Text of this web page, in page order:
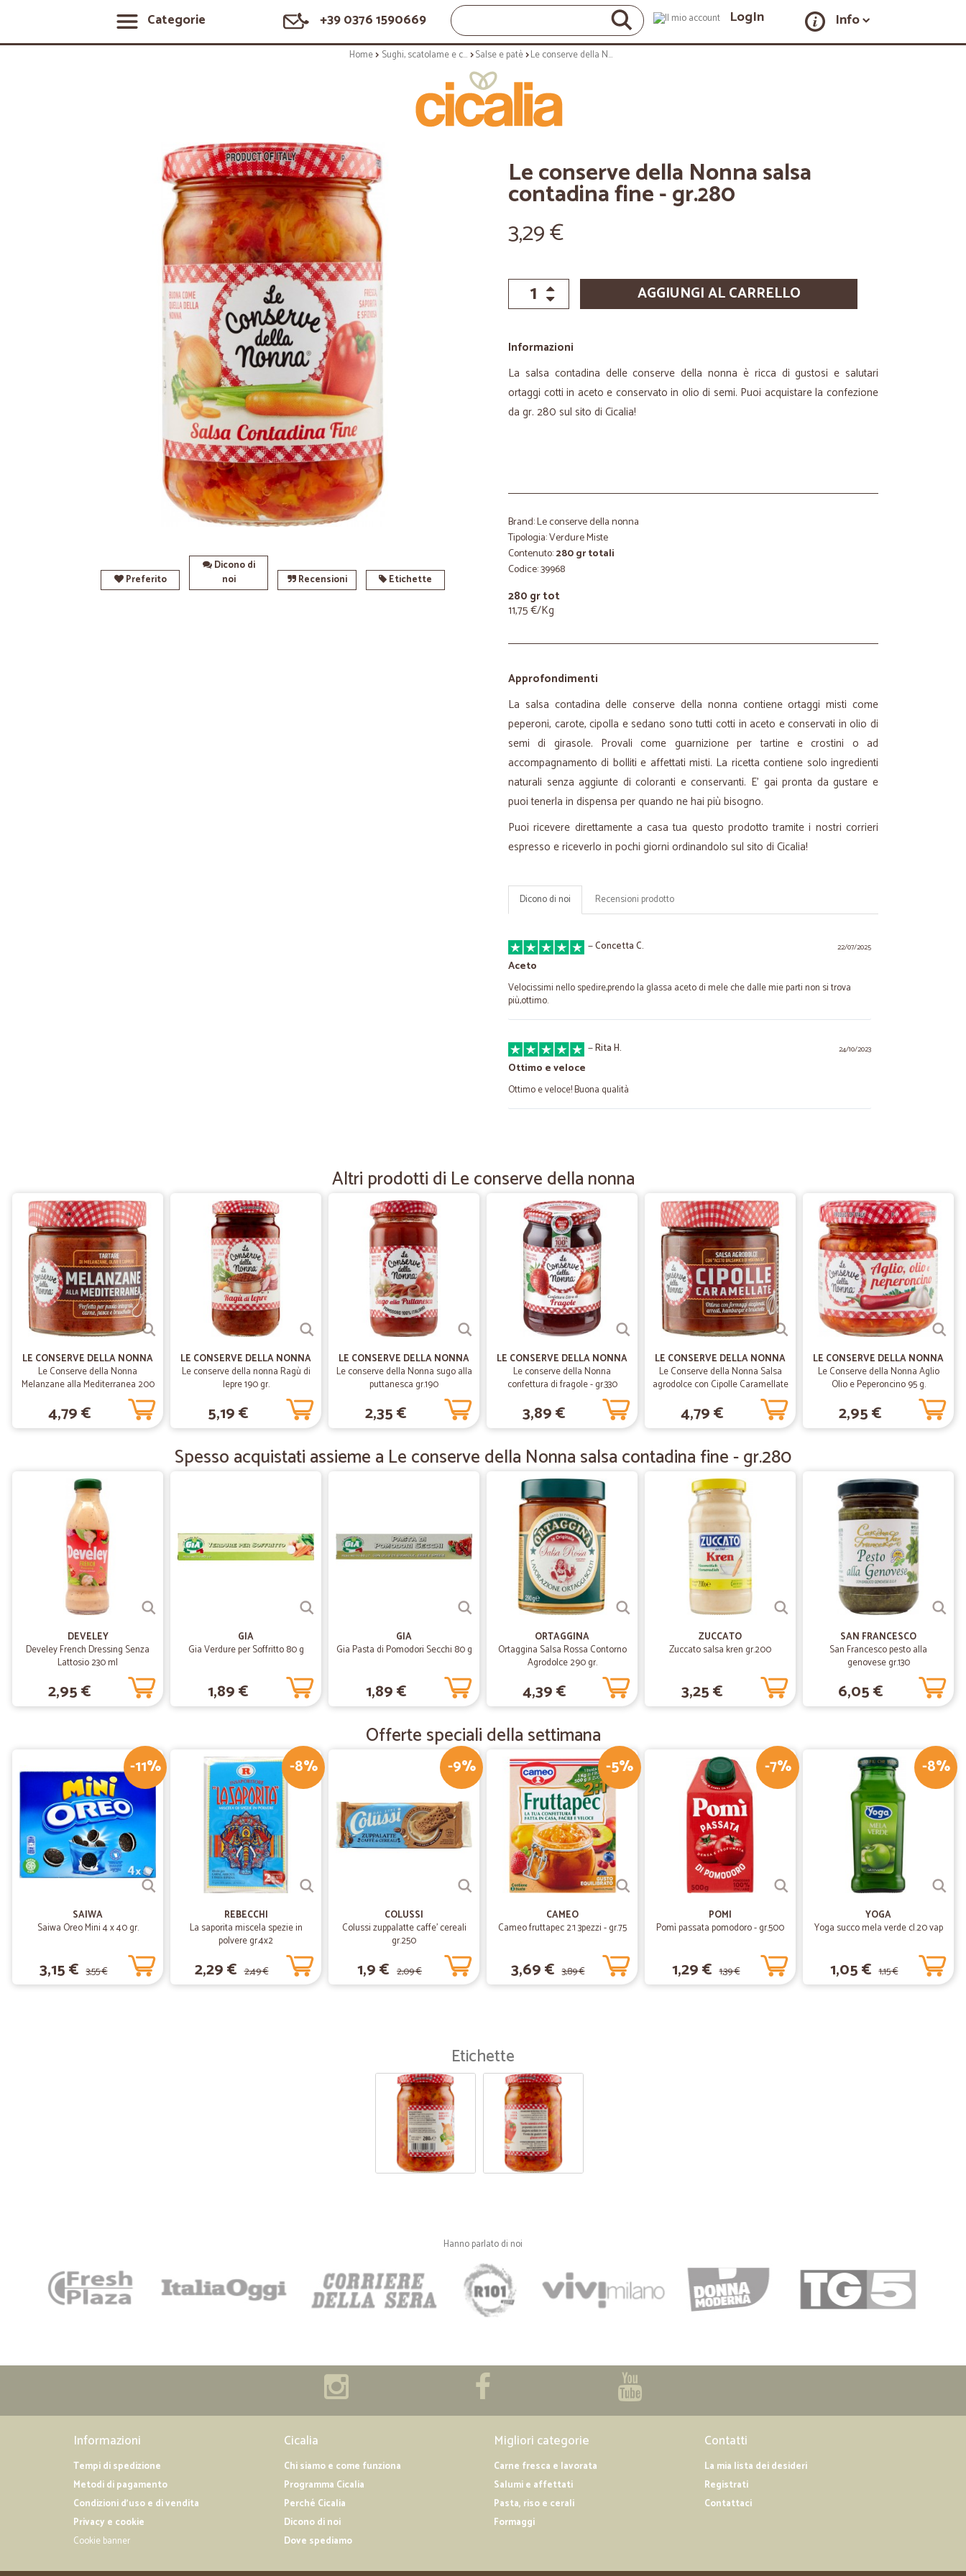
Categorie +39 0376 1590669 LogIn Info
Home Sughi, scatolame e condimenti Salse e patè Le conserve della Nonna salsa contadina fine - gr.280
Preferito
Dicono di
noi
Recensioni Etichette
Le conserve della Nonna salsa
contadina fine - gr.280
3,29 €
AGGIUNGI AL CARRELLO
Informazioni
La salsa contadina delle conserve della nonna è ricca di gustosi e salutari
ortaggi cotti in aceto e conservato in olio di semi. Puoi acquistare la confezione
da gr. 280 sul sito di Cicalia!
Brand: Le conserve della nonna
Tipologia: Verdure Miste
Contenuto:280 gr totali
Codice: 39968
280 gr tot
11,75 €/Kg
Approfondimenti
La salsa contadina delle conserve della nonna contiene ortaggi misti come
peperoni, carote, cipolla e sedano sono tutti cotti in aceto e conservati in olio di
semi di girasole. Provali come guarnizione per tartine e crostini o ad
accompagnamento di bolliti e affettati misti. La ricetta contiene solo ingredienti
naturali senza aggiunte di coloranti e conservanti. E' gai pronta da gustare e
puoi tenerla in dispensa per quando ne hai più bisogno.
Puoi ricevere direttamente a casa tua questo prodotto tramite i nostri corrieri
espresso e riceverlo in pochi giorni ordinandolo sul sito di Cicalia!
Dicono di noi Recensioni prodotto
22/07/2025
—Concetta C.
Aceto
Velocissimi nello spedire,prendo la glassa aceto di mele che dalle mie parti non si trova
più,ottimo.
24/10/2023
—Rita H.
Ottimo e veloce
Ottimo e veloce! Buona qualità
Perfetto! Consegna rapida e precisa. I prodotti, questa volta, sono imballati egregiamente
I brick scollati.
01/12/2022
—Mauro S.
Una scoperta interessante
La disponibilità di un articolo che cercavo da diverso tempo. Il prezzo decisamente
concorrenziale. L'ottimo confezionamento. La velocità della consegna: ordinato al mattino e
consegnato il giorno successivo.
25/02/2021
—Cristina C.
Seri e precisi nelle consegne,basta…
Seri e precisi nelle consegne,basta vedere la cura messa per imballare la merce. Prodotti
ottimi(selezione pasta fresca) Contentissima.
Acquisti a buon prezzo e consegnati…
Acquisti a buon prezzo e consegnati rapidamente. Siamo più che soddisfatti.
17/06/2019
—Carla F.
Eccezionale tutto fresco e buonissimi…
Eccezionale tutto fresco e buonissimi grazie
09/06/2019
—Aniello P.
Sono molto soddisfatto..
Sono molto soddisfatto..
—Vanessa P.
Affidabili e puntuali con i tempi di…
Affidabili e puntuali con i tempi di consegna!
08/02/2019
—Marisa G.
Veloci nella consegna e precisi nelle…
Veloci nella consegna e precisi nelle comunicazioni di evasione dell’ordine. Ottimi prezzi ed
ottimo servizio.
Altri prodotti di Le conserve della nonna
LE CONSERVE DELLA NONNA
Le Conserve della Nonna
Melanzane alla Mediterranea 200
4,79 €
LE CONSERVE DELLA NONNA
Le conserve della nonna Ragù di
lepre 190 gr.
5,19 €
LE CONSERVE DELLA NONNA
Le conserve della Nonna sugo alla
puttanesca gr.190
2,35 €
LE CONSERVE DELLA NONNA
Le conserve della Nonna
confettura di fragole - gr.330
3,89 €
LE CONSERVE DELLA NONNA
Le Conserve della Nonna Salsa
agrodolce con Cipolle Caramellate
4,79 €
LE CONSERVE DELLA NONNA
Le Conserve della Nonna Aglio
Olio e Peperoncino 95 g.
2,95 €
Spesso acquistati assieme a Le conserve della Nonna salsa contadina fine - gr.280
DEVELEY
Develey French Dressing Senza
Lattosio 230 ml
2,95 €
GIA
Gia Verdure per Soffritto 80 g
1,89 €
GIA
Gia Pasta di Pomodori Secchi 80 g
1,89 €
ORTAGGINA
Ortaggina Salsa Rossa Contorno
Agrodolce 290 gr.
4,39 €
ZUCCATO
Zuccato salsa kren gr.200
3,25 €
SAN FRANCESCO
San Francesco pesto alla
genovese gr.130
6,05 €
Offerte speciali della settimana
-11%
SAIWA
Saiwa Oreo Mini 4 x 40 gr.
3,15 € 3,55 €
-8%
REBECCHI
La saporita miscela spezie in
polvere gr.4x2
2,29 € 2,49 €
-9%
COLUSSI
Colussi zuppalatte caffe' cereali
gr.250
1,9 € 2,09 €
-5%
CAMEO
Cameo fruttapec 2:1 3pezzi - gr.75
3,69 € 3,89 €
-7%
POMI
Pomì passata pomodoro - gr.500
1,29 € 1,39 €
-8%
YOGA
Yoga succo mela verde cl.20 vap
1,05 € 1,15 €
Etichette
Hanno parlato di noi
Informazioni
Tempi di spedizione
Metodi di pagamento
Condizioni d'uso e di vendita
Privacy e cookie
Cookie banner
Cicalia
Chi siamo e come funziona
Programma Cicalia
Perché Cicalia
Dicono di noi
Dove spediamo
Migliori categorie
Carne fresca e lavorata
Salumi e affettati
Pasta, riso e cerali
Formaggi
Contatti
La mia lista dei desideri
Registrati
Contattaci